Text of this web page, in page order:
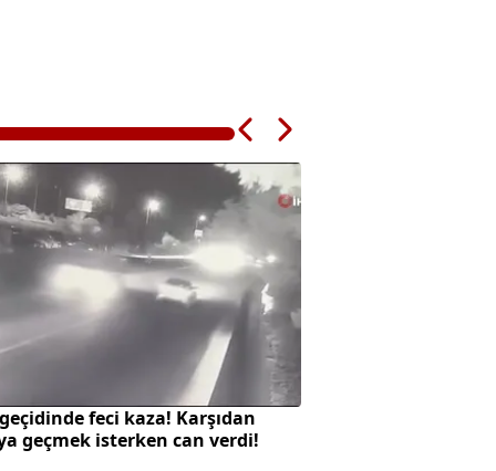
feci kaza! Karşıdan
geçmek isterken can verdi!